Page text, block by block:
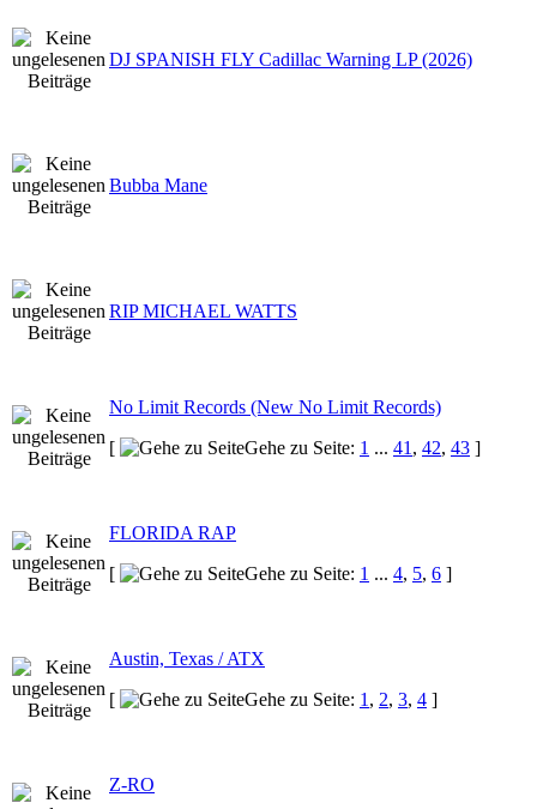
DJ SPANISH FLY Cadillac Warning LP (2026)
Bubba Mane
RIP MICHAEL WATTS
No Limit Records (New No Limit Records)
[
Gehe zu Seite: 1 ... 41 , 42, 43 ]
FLORIDA RAP
[
Gehe zu Seite: 1 ... 4, 5, 6 ]
Austin, Texas / ATX
[
Gehe zu Seite: 1 , 2, 3, 4 ]
Z-RO